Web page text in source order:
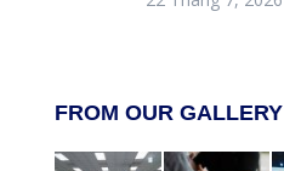
FROM OUR GALLERY